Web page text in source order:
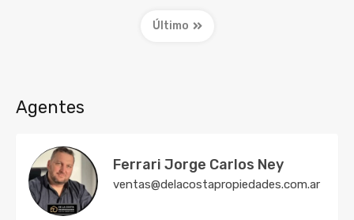
Último
Agentes
Ferrari Jorge Carlos Ney
ventas@delacostapropiedades.com.ar